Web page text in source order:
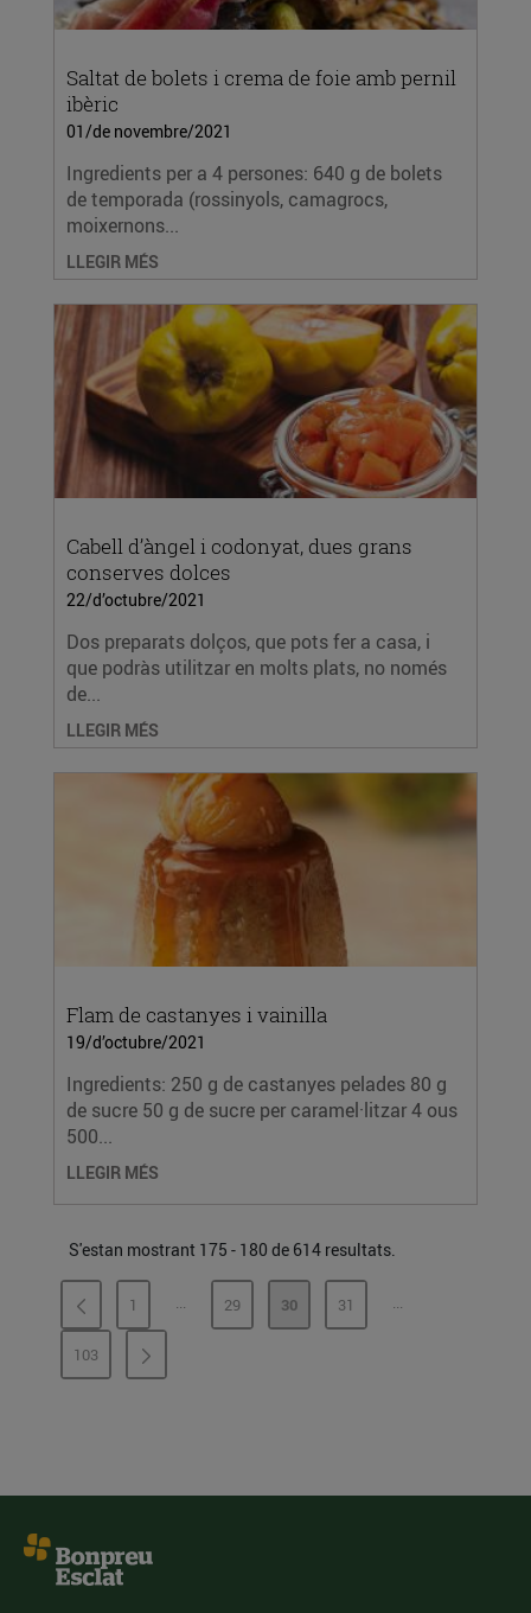
Saltat de bolets i crema de foie amb pernil
ibèric
01/de novembre/2021
Ingredients per a 4 persones: 640 g de bolets
de temporada (rossinyols, camagrocs,
moixernons...
LLEGIR MÉS
Cabell d’àngel i codonyat, dues grans
conserves dolces
22/d’octubre/2021
Dos preparats dolços, que pots fer a casa, i
que podràs utilitzar en molts plats, no només
de...
LLEGIR MÉS
Flam de castanyes i vainilla
19/d’octubre/2021
Ingredients: 250 g de castanyes pelades 80 g
de sucre 50 g de sucre per caramel·litzar 4 ous
500...
LLEGIR MÉS
S'estan mostrant 175 - 180 de 614 resultats.
PÀGINA
1 ...PÀGINES INTERMÈDIES
PÀGINA
29 PÀGINA
30 PÀGINA
31 ...PÀGINES
PÀGINA
103